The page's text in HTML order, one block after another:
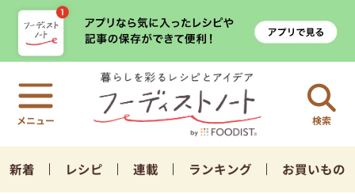
検索
新着 レシピ 連載 ランキング お買いもの